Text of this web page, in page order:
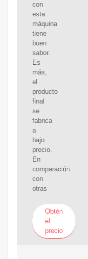
con
esta
máquina
tiene
buen
sabor.
Es
más,
el
producto
final
se
fabrica
a
bajo
precio.
En
comparación
con
otras
Obtén
el
precio